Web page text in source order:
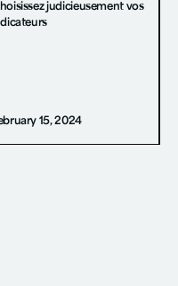
judicieusement vos
15, 2024